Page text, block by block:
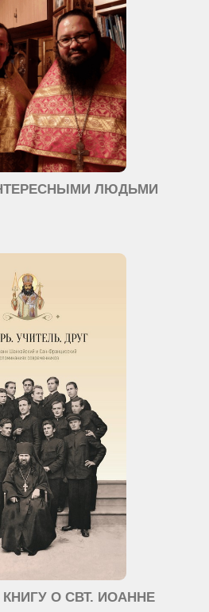
ЛЮДЬМИ
О СВТ. ИОАННЕ